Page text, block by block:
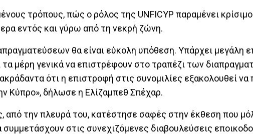
τρόπους, πώς ο ρόλος της UNFICYP παραμένει
εντός και γύρω από τη νεκρή ζώνη.
θα είναι εύκολη υπόθεση. Υπάρχει μεγάλη
μέρη γενικά να επιστρέφουν στο τραπέζι των
ότι η επιστροφή στις συνομιλίες εξακολουθεί να
Κύπρο», δήλωσε η Ελίζαμπεθ Σπέχαρ.
από την πλευρά του, κατέστησε σαφές στην έκθεση που
στις συνεχιζόμενες διαβουλεύσεις